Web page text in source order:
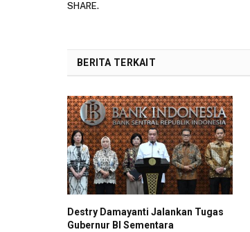
SHARE.
BERITA TERKAIT
Destry Damayanti Jalankan Tugas
Gubernur BI Sementara